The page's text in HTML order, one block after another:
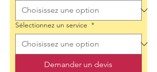
Sélectionnez un service *
Demander un devis